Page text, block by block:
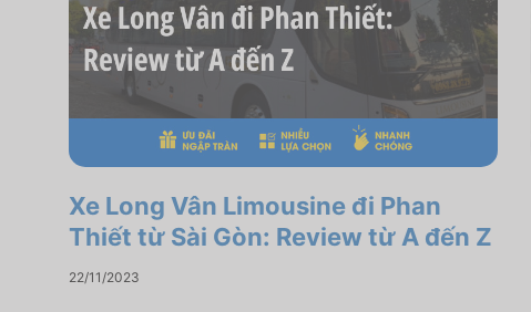
Xe Long Vân Limousine đi Phan
Thiết từ Sài Gòn: Review từ A đến Z
22/11/2023